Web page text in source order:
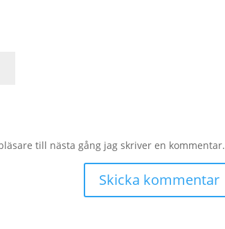
till nästa gång jag skriver en kommentar.